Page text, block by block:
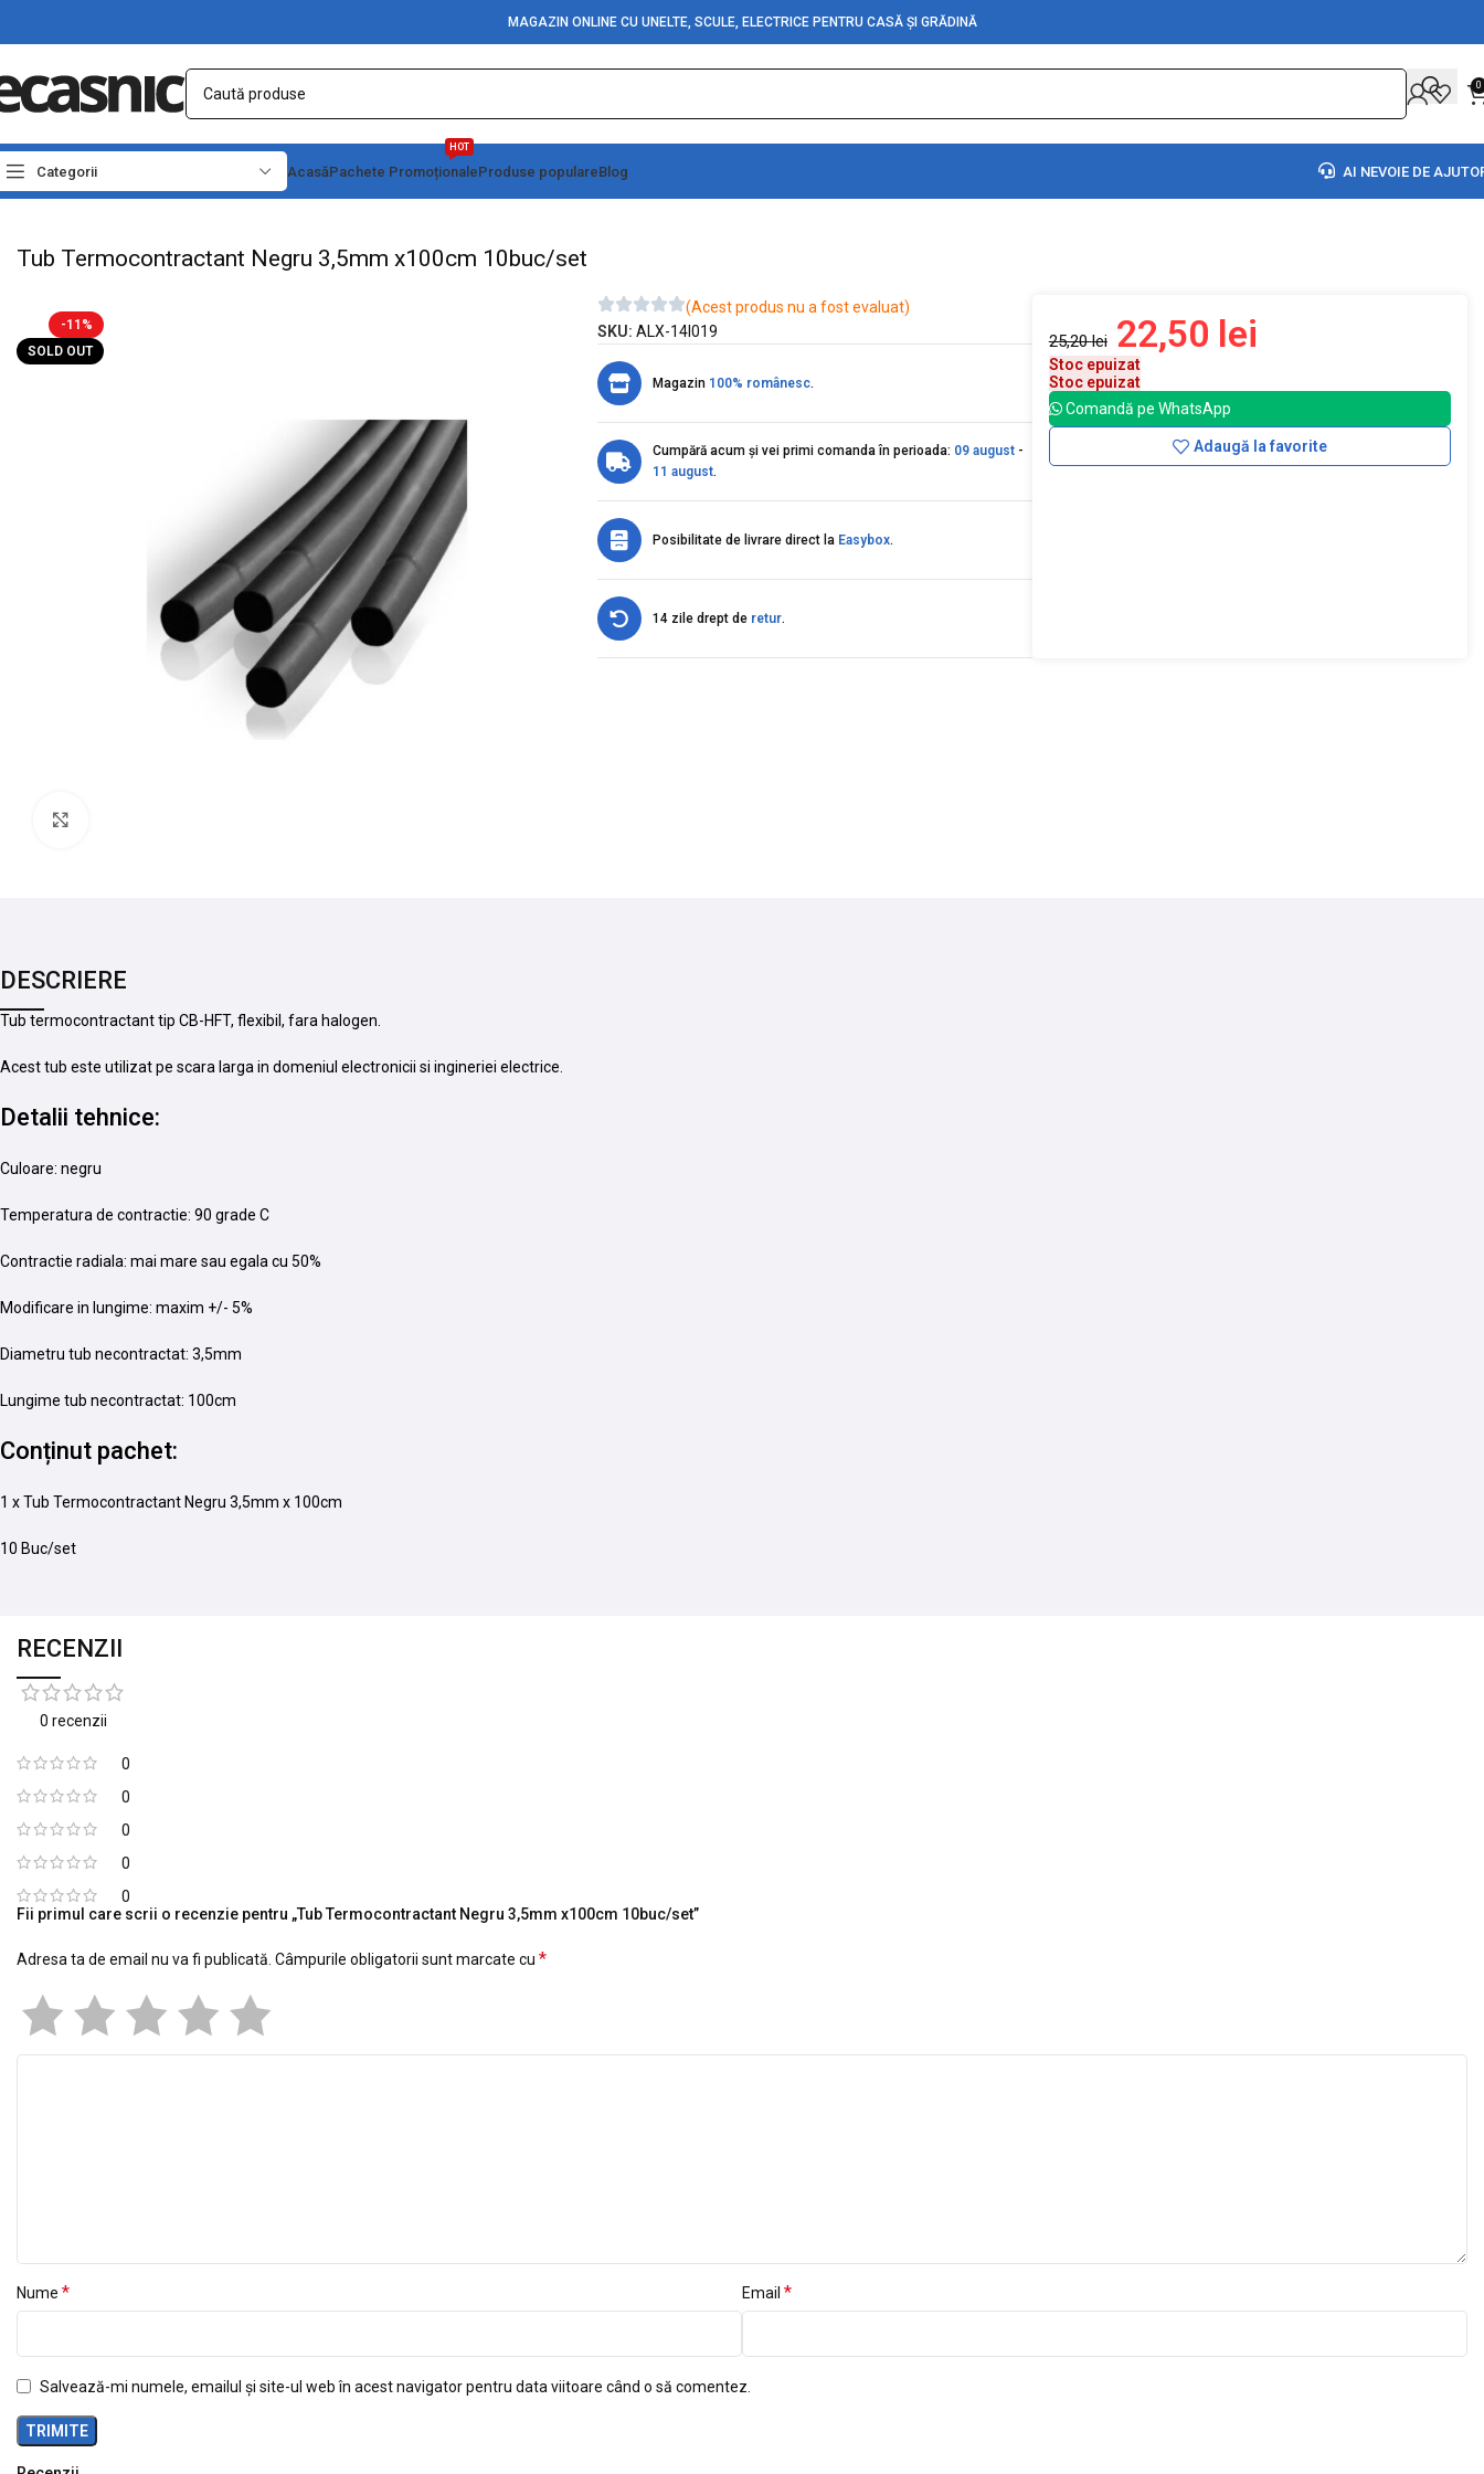
MAGAZIN ONLINE CU UNELTE, SCULE, ELECTRICE PENTRU CASĂ ȘI GRĂDINĂ
0
Categorii AcasăPachete Promoționale
HOT
Produse populareBlog AI NEVOIE DE
Prima pagină Conectica Tub Termo Tub Termocontractant Negru 3,5mm x100cm 10buc/set
Tub Termocontractant Negru 3,5mm x100cm 10buc/set
-11%
SOLD OUT
(Acest produs nu a fost evaluat)
SKU: ALX-14I019
Magazin 100% românesc.
Cumpără acum și vei primi comanda în perioada: 09 august-
11 august.
Posibilitate de livrare direct la Easybox.
14 zile drept de retur.
25,20lei 22,50 lei
Stoc epuizat
Stoc epuizat
Comandă pe WhatsApp
Adaugă la favorite
DESCRIERE
Tub termocontractant tip CB-HFT, flexibil, fara halogen.
Acest tub este utilizat pe scara larga in domeniul electronicii si ingineriei electrice.
Detalii tehnice:
Culoare: negru
Temperatura de contractie: 90 grade C
Contractie radiala: mai mare sau egala cu 50%
Modificare in lungime: maxim +/- 5%
Diametru tub necontractat: 3,5mm
Lungime tub necontractat: 100cm
Conținut pachet:
1 x Tub Termocontractant Negru 3,5mm x 100cm
10 Buc/set
RECENZII
0 recenzii
0
0
0
0
0
Fii primul care scrii o recenzie pentru „Tub Termocontractant Negru 3,5mm x100cm 10buc/set”
Adresa ta de email nu va fi publicată. Câmpurile obligatorii sunt marcate cu *
Nume * Email *
Salvează-mi numele, emailul și site-ul web în acest navigator pentru data viitoare când o să comentez.